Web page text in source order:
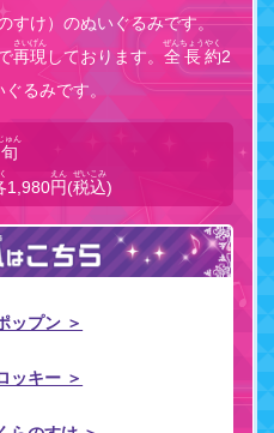
すけ）のぬいぐるみです。
再現
さいげん
しております。 全長
ぜんちょう
約
やく
2
るみです。
ゅん
1,980円
えん
(税込
ぜいこみ
)
ップン ＞
ッキー ＞